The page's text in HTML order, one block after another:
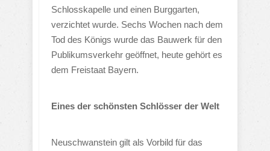
Schlosskapelle und einen Burggarten,
verzichtet wurde. Sechs Wochen nach dem
Tod des Königs wurde das Bauwerk für den
Publikumsverkehr geöffnet, heute gehört es
dem Freistaat Bayern.
Eines der schönsten Schlösser der Welt
Neuschwanstein gilt als Vorbild für das